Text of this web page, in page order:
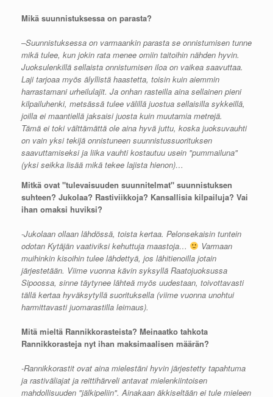
Mikä suunnistuksessa on parasta?
–Suunnistuksessa on varmaankin parasta se onnistumisen tunne
mikä tulee, kun jokin rata menee omiin taitoihin nähden hyvin.
Juoksulenkillä sellaista onnistumisen iloa on vaikea saavuttaa.
Laji tarjoaa myös älyllistä haastetta, toisin kuin aiemmin
harrastamani urheilulajit. Ja onhan rasteilla aina sellainen pieni
kilpailuhenki, metsässä tulee välillä juostua sellaisilla sykkeillä,
joilla ei maantiellä jaksaisi juosta kuin muutamia metrejä.
Tämä ei toki välttämättä ole aina hyvä juttu, koska juoksuvauhti
on vain yksi tekijä onnistuneen suunnistussuorituksen
saavuttamiseksi ja liika vauhti kostautuu usein "pummailuna"
(yksi seikka lisää mikä tekee lajista hienon)…
Mitkä ovat "tulevaisuuden suunnitelmat" suunnistuksen
suhteen? Jukolaa? Rastiviikkoja? Kansallisia kilpailuja? Vai
ihan omaksi huviksi?
-Jukolaan ollaan lähdössä, toista kertaa. Pelonsekaisin tuntein
odotan Kytäjän vaativiksi kehuttuja maastoja…
Varmaan
muihinkin kisoihin tulee lähdettyä, jos lähitienoilla jotain
järjestetään. Viime vuonna kävin syksyllä Raatojuoksussa
Sipoossa, sinne täytynee lähteä myös uudestaan, toivottavasti
tällä kertaa hyväksytyllä suorituksella (viime vuonna unohtui
harmittavasti juomarastilla leimaus).
Mitä mieltä Rannikkorasteista? Meinaatko tahkota
Rannikkorasteja nyt ihan maksimaalisen määrän?
-Rannikkorastit ovat aina mielestäni hyvin järjestetty tapahtuma
ja rastiväliajat ja reittihärveli antavat mielenkiintoisen
mahdollisuuden "jälkipeliin". Ainakaan äkkiseltään ei tule mieleen